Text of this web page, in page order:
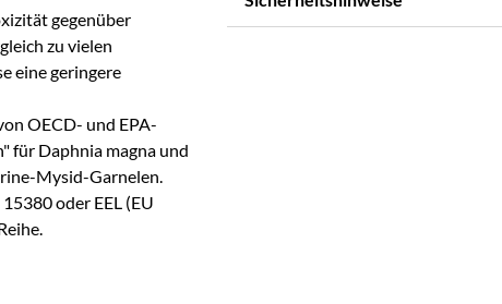
gegenüber
zu vielen
eine geringere
OECD- und EPA-
für Daphnia magna und
Mysid-Garnelen.
oder EEL (EU